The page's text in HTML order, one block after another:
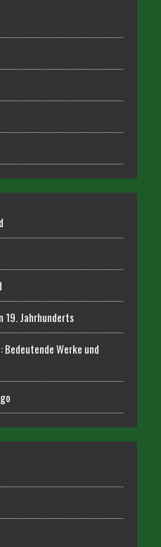
19. Jahrhunderts
Bedeutende Werke und